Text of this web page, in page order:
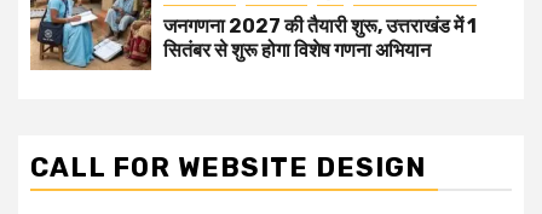
जनगणना 2027 की तैयारी शुरू, उत्तराखंड में 1
सितंबर से शुरू होगा विशेष गणना अभियान
CALL FOR WEBSITE DESIGN